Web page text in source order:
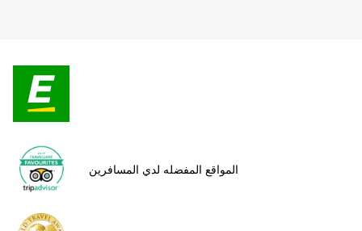
المواقع المفضله لدي المسافرين